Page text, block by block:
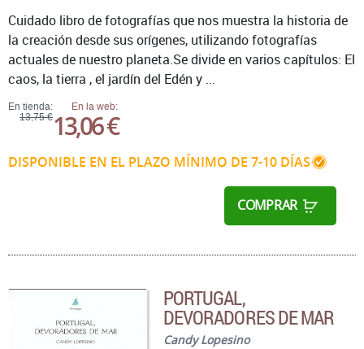
En tienda:
13,75 €
En la web:
13,06 €
DISPONIBLE EN EL PLAZO MÍNIMO DE 7-10 DÍAS
COMPRAR
Cuidado libro de fotografías que nos muestra la historia de
la creación desde sus orígenes, utilizando fotografías
actuales de nuestro planeta.Se divide en varios capítulos: El
caos, la tierra , el jardín del Edén y ...
PORTUGAL,
DEVORADORES DE MAR
Candy Lopesino